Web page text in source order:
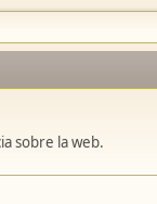
sobre la web.